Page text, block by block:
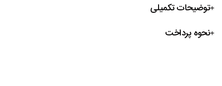
توضیحات تکمیلی
نحوه پرداخت